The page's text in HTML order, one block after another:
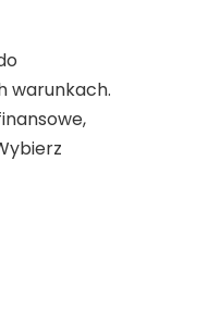
warunkach.